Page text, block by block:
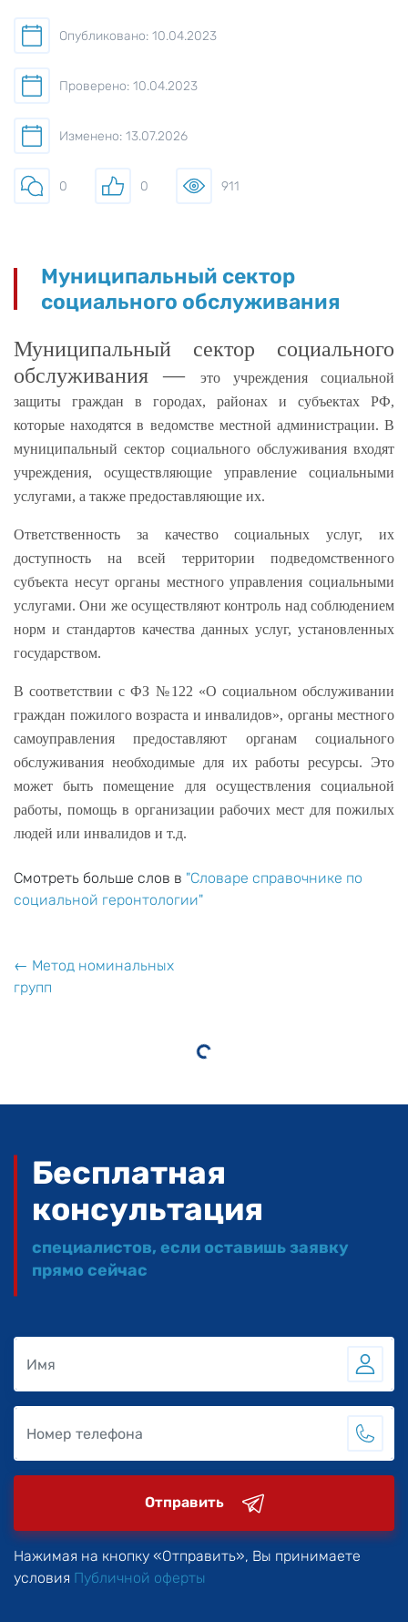
Опубликовано: 10.04.2023
Проверено: 10.04.2023
Изменено: 13.07.2026
0 0 911
Муниципальный сектор
социального обслуживания
Муниципальный сектор социального
обслуживания —
это учреждения социальной
защиты граждан в городах, районах и субъектах РФ,
которые находятся в ведомстве местной администрации. В
муниципальный сектор социального обслуживания входят
учреждения, осуществляющие управление социальными
услугами, а также предоставляющие их.
Ответственность за качество социальных услуг, их
доступность на всей территории подведомственного
субъекта несут органы местного управления социальными
услугами. Они же осуществляют контроль над соблюдением
норм и стандартов качества данных услуг, установленных
государством.
В соответствии с ФЗ №122 «О социальном обслуживании
граждан пожилого возраста и инвалидов», органы местного
самоуправления предоставляют органам социального
обслуживания необходимые для их работы ресурсы. Это
может быть помещение для осуществления социальной
работы, помощь в организации рабочих мест для пожилых
людей или инвалидов и т.д.
Смотреть больше слов в "Словаре справочнике по
социальной геронтологии"
← Метод номинальных
групп
Бесплатная
консультация
специалистов, если оставишь заявку
прямо сейчас
Отправить
Нажимая на кнопку «Отправить», Вы принимаете
условия Публичной оферты